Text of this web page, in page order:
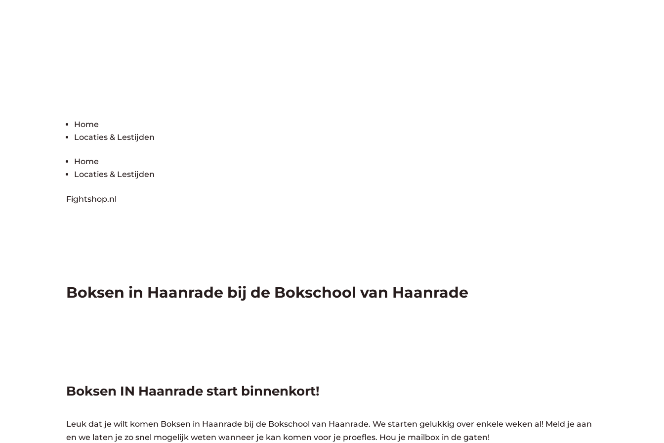
Home
Locaties & Lestijden
Home
Locaties & Lestijden
Fightshop.nl
Boksen in Haanrade bij de Bokschool van Haanrade
Boksen IN Haanrade start binnenkort!
Leuk dat je wilt komen Boksen in Haanrade bij de Bokschool van Haanrade. We starten gelukkig over enkele weken al! Meld je aan
en we laten je zo snel mogelijk weten wanneer je kan komen voor je proefles. Hou je mailbox in de gaten!